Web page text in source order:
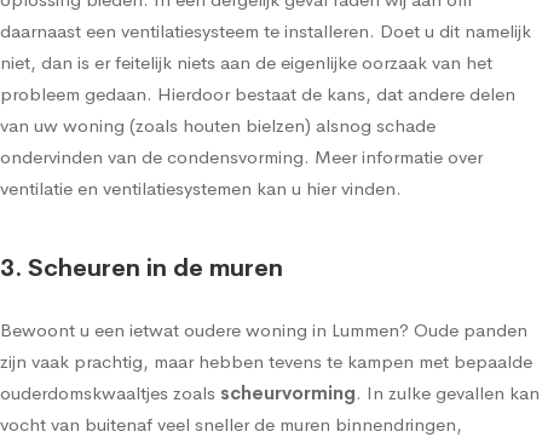
daarnaast een ventilatiesysteem te installeren. Doet u dit namelijk
niet, dan is er feitelijk niets aan de eigenlijke oorzaak van het
probleem gedaan. Hierdoor bestaat de kans, dat andere delen
van uw woning (zoals houten bielzen) alsnog schade
ondervinden van de condensvorming. Meer informatie over
ventilatie en ventilatiesystemen kan u hier vinden.
3. Scheuren in de muren
Bewoont u een ietwat oudere woning in Lummen? Oude panden
zijn vaak prachtig, maar hebben tevens te kampen met bepaalde
ouderdomskwaaltjes zoals scheurvorming. In zulke gevallen kan
vocht van buitenaf veel sneller de muren binnendringen,